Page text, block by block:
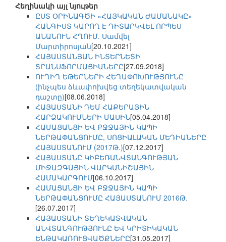
Հեղինակի այլ նյութեր
ԸՍՏ ՕՐԻՆԱԳԾԻ «ՀԱՅԿԱԿԱՆ ԺԱՄԱՆԱԿԸ»
ՀԱՆԳԻՍՏ ԿԱՐՈՂ Է ԴԻՏԱՐԿՎԵԼ ՈՐՊԵՍ
ԱՆԱՆՈՒՆ ՀՂՈՒՄ. Սամվել
Մարտիրոսյան[20.10.2021]
ՀԱՅԱՍՏԱՆՅԱՆ ԻՆՏԵՐՆԵՏԻ
ՏՐԱՆՍՖՈՐՄԱՑԻԱՆԵՐԸ[27.09.2018]
ՈՒՂԻՂ ԵԹԵՐՆԵՐԻ ՀԵՂԱՓՈԽՈՒԹՅՈՒՆԸ
(ինչպես ձևափոխվեց տեղեկատվական
դաշտը)[08.06.2018]
ՀԱՅԱՍՏԱՆԻ ԴԵՄ ՀԱՔԵՐԱՅԻՆ
ՀԱՐՁԱԿՈՒՄՆԵՐԻ ՄԱՍԻՆ[05.04.2018]
ՀԱՄԱՑԱՆՑԻ ԵՎ ԲՋՋԱՅԻՆ ԿԱՊԻ
ՆԵՐԹԱՓԱՆՑՈՒՄԸ, ՍՈՑԻԱԼԱԿԱՆ ՄԵԴԻԱՆԵՐԸ
ՀԱՅԱՍՏԱՆՈՒՄ (2017Թ.)[07.12.2017]
ՀԱՅԱՍՏԱՆԸ ԿԻԲԵՌԱՆՎՏԱՆԳՈՒԹՅԱՆ
ՄԻՋԱԶԳԱՅԻՆ ՎԱՐԿԱՆԻՇԱՅԻՆ
ՀԱՄԱԿԱՐԳՈՒՄ[06.10.2017]
ՀԱՄԱՑԱՆՑԻ ԵՎ ԲՋՋԱՅԻՆ ԿԱՊԻ
ՆԵՐԹԱՓԱՆՑՈՒՄԸ ՀԱՅԱՍՏԱՆՈՒՄ 2016Թ.
[26.07.2017]
ՀԱՅԱՍՏԱՆԻ ՏԵՂԵԿԱՏՎԱԿԱՆ
ԱՆՎՏԱՆԳՈՒԹՅՈՒՆԸ ԵՎ ԿՐԻՏԻԿԱԿԱՆ
ԵՆԹԱԿԱՌՈՒՑՎԱԾՔՆԵՐԸ[31.05.2017]